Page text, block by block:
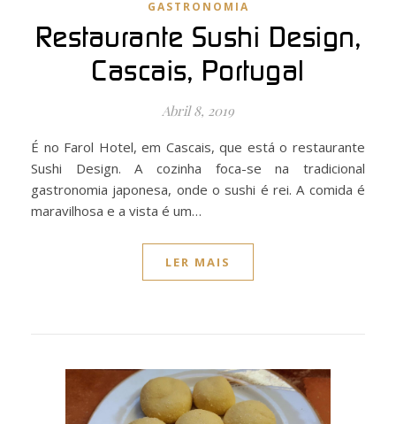
GASTRONOMIA
Restaurante Sushi Design,
Cascais, Portugal
Abril 8, 2019
É no Farol Hotel, em Cascais, que está o restaurante
Sushi Design. A cozinha foca-se na tradicional
gastronomia japonesa, onde o sushi é rei. A comida é
maravilhosa e a vista é um…
LER MAIS